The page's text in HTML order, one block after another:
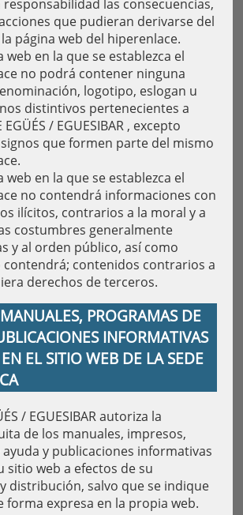
responsabilidad las consecuencias,
que pudieran derivarse del
página web del hiperenlace.
web en la que se establezca el
no podrá contener ninguna
logotipo, eslogan u
distintivos pertenecientes a
EGÜÉS / EGUESIBAR , excepto
que formen parte del mismo
web en la que se establezca el
no contendrá informaciones con
ilícitos, contrarios a la moral y a
costumbres generalmente
y al orden público, así como
contenidos contrarios a
derechos de terceros.
PROGRAMAS DE
INFORMATIVAS
EL SITIO WEB DE LA SEDE
/ EGUESIBAR autoriza la
de los manuales, impresos,
y publicaciones informativas
sitio web a efectos de su
distribución, salvo que se indique
forma expresa en la propia web.